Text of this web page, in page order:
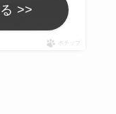
>>
ポチップ